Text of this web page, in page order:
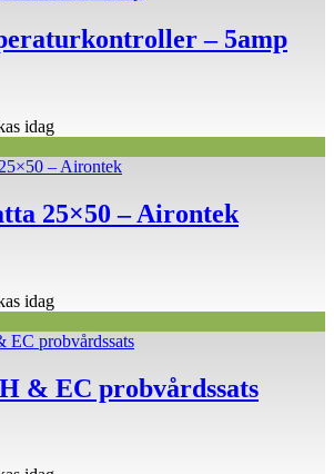
– 5amp
idag
25×50 – Airontek
idag
& EC probvårdssats